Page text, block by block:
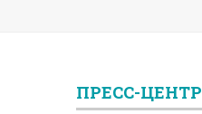
ПРЕСС-ЦЕНТР